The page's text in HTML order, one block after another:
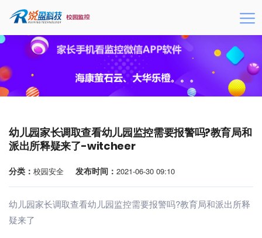
幼儿园家长调取查看幼儿园监控需要报警吗?教育局和
派出所释疑来了-witcheer
分类： 校园安全 发布时间： 2021-06-30 09:10
幼儿园家长调取查看幼儿园监控需要报警吗?教育局和派出所释
疑来了